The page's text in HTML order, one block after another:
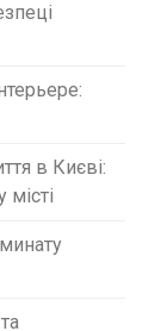
в Києві: